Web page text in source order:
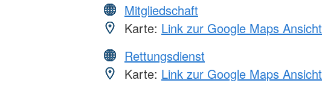
Mitgliedschaft
Karte: Link zur Google Maps Ansicht
Rettungsdienst
Karte: Link zur Google Maps Ansicht